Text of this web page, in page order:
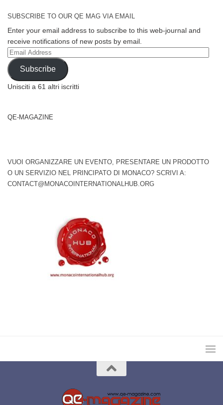
SUBSCRIBE TO OUR QE MAG VIA EMAIL
Enter your email address to subscribe to this web-journal and
receive notifications of new posts by email.
Email
Address
Subscribe
Unisciti a 61 altri iscritti
QE-MAGAZINE
VUOI ORGANIZZARE UN EVENTO, PRESENTARE UN PRODOTTO
O UN SERVIZIO NEL PRINCIPATO DI MONACO? SCRIVI A:
CONTACT@MONACOINTERNATIONALHUB.ORG